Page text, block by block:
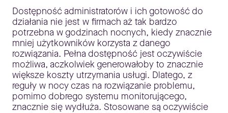
Dostępność administratorów i ich gotowość do
działania nie jest w firmach aż tak bardzo
potrzebna w godzinach nocnych, kiedy znacznie
mniej użytkowników korzysta z danego
rozwiązania. Pełna dostępność jest oczywiście
możliwa, aczkolwiek generowałoby to znacznie
większe koszty utrzymania usługi. Dlatego, z
reguły w nocy czas na rozwiązanie problemu,
pomimo dobrego systemu monitorującego,
znacznie się wydłuża. Stosowane są oczywiście